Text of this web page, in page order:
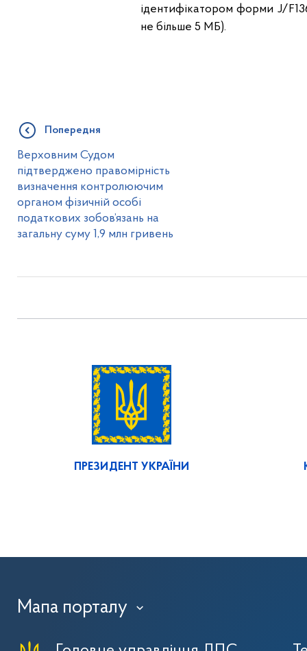
ідентифікатором форми J/
не більше 5 МБ).
Попередня
Верховним Судом
підтверджено правомірність
визначення контролюючим
органом фізичній особі
податкових зобов’язань на
загальну суму 1,9 млн гривень
ПРЕЗИДЕНТ УКРАЇНИ
Мапа порталу ›